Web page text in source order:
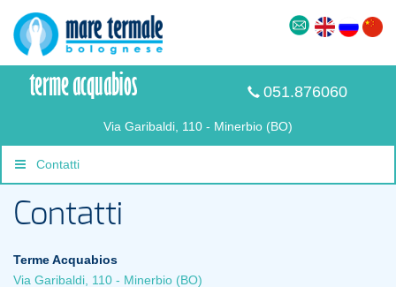
051.876060
Via Garibaldi, 110 - Minerbio (BO)
Contatti
Contatti
Terme Acquabios
Via Garibaldi, 110 - Minerbio (BO)